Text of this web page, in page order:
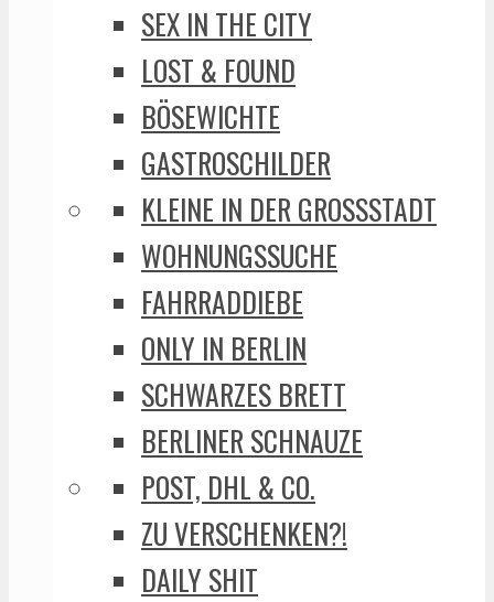
SEX IN THE CITY
LOST & FOUND
BÖSEWICHTE
GASTROSCHILDER
KLEINE IN DER GROSSSTADT
WOHNUNGSSUCHE
FAHRRADDIEBE
ONLY IN BERLIN
SCHWARZES BRETT
BERLINER SCHNAUZE
POST, DHL & CO.
ZU VERSCHENKEN?!
DAILY SHIT